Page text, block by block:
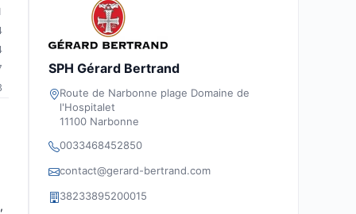
SPH Gérard Bertrand
Route de Narbonne plage Domaine de
l'Hospitalet
11100 Narbonne
0033468452850
contact@gerard-bertrand.com
38233895200015